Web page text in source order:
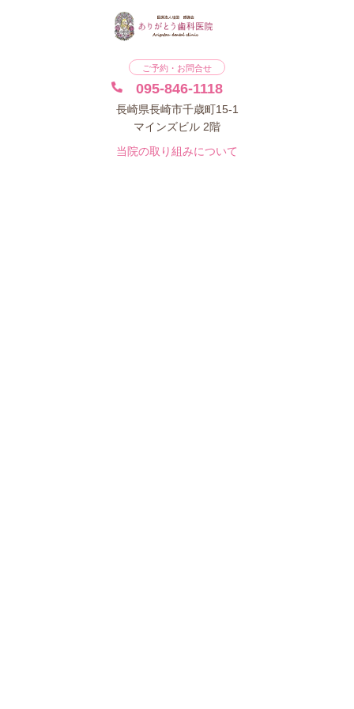
ご予約・お問合せ
095-846-1118
長崎県長崎市千歳町15-1
マインズビル 2階
当院の取り組みについて